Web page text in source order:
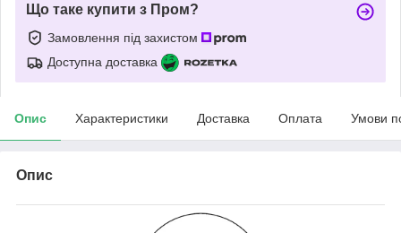
Що таке купити з Пром?
Замовлення під захистом
Доступна доставка
Опис Характеристики Доставка Оплата Умови
Опис